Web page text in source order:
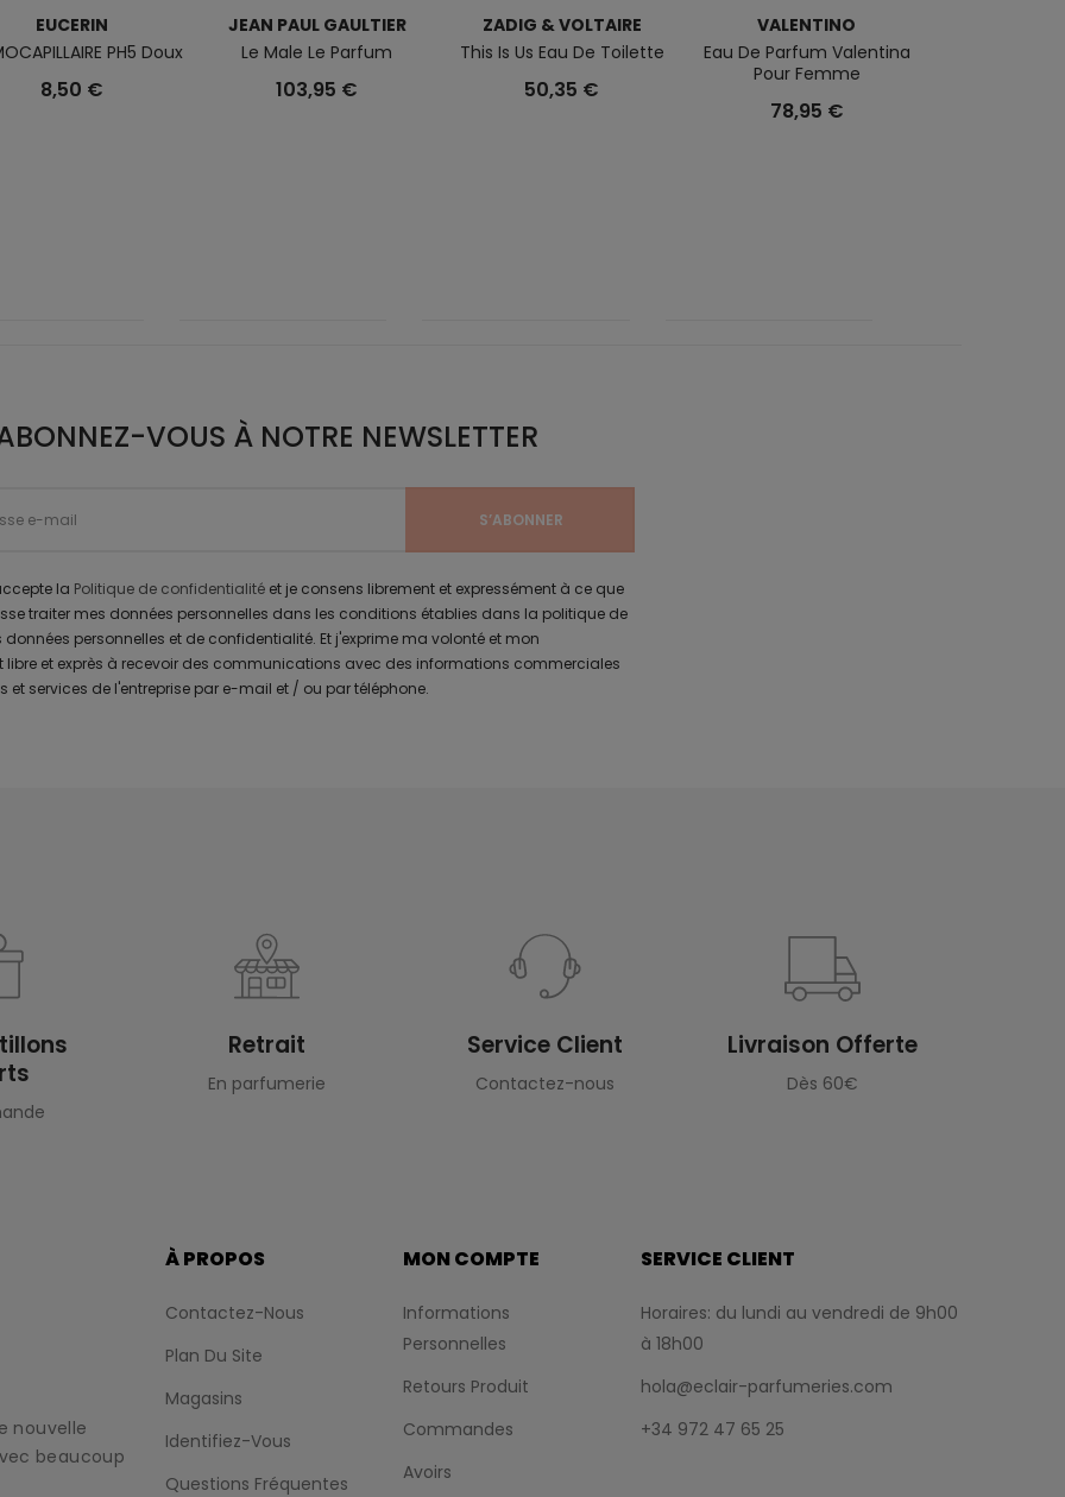
EUCERIN
PH5 Doux
8,50 €
JEAN PAUL GAULTIER
Le Male Le Parfum
103,95 €
ZADIG & VOLTAIRE
This Is Us Eau De Toilette
50,35 €
VALENTINO
Eau De Parfum Valentina
Pour Femme
78,95 €
VOUS À NOTRE NEWSLETTER
la Politique de confidentialité et je consens librement et expressément à ce que
traiter mes données personnelles dans les conditions établies dans la politique de
personnelles et de confidentialité. Et j'exprime ma volonté et mon
libre et exprès à recevoir des communications avec des informations commerciales
et services de l'entreprise par e-mail et / ou par téléphone.
Retrait
En parfumerie
Service Client
Contactez-nous
Livraison Offerte
Dès 60€
nouvelle
beaucoup
À PROPOS
Contactez-Nous
Plan Du Site
Magasins
Identifiez-Vous
Questions Fréquentes
MON COMPTE
Informations
Personnelles
Retours Produit
Commandes
Avoirs
SERVICE CLIENT
Horaires: du lundi au vendredi de 9h00
à 18h00
hola@eclair-parfumeries.com
+34 972 47 65 25